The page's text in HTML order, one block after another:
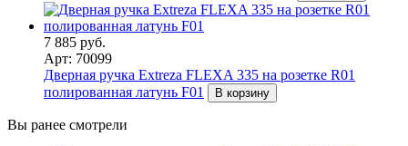
7 885 руб.
Арт: 70099
Дверная ручка Extreza FLEXA 335 на розетке R01
полированная латунь F01
В корзину
Вы ранее смотрели